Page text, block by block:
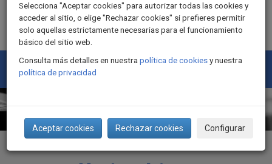
Selecciona "Aceptar cookies" para autorizar todas las cookies y
acceder al sitio, o elige "Rechazar cookies" si prefieres permitir
solo aquellas estrictamente necesarias para el funcionamiento
básico del sitio web.
Consulta más detalles en nuestra política de cookiesy nuestra
política de privacidad
Aceptar cookies Rechazar cookies Configurar